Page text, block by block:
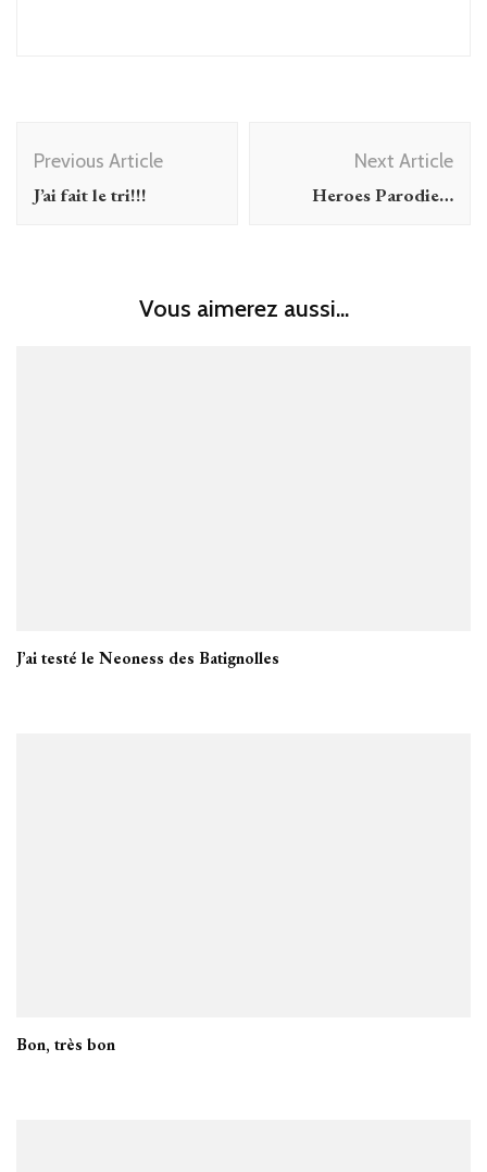
Navigation
Previous Article
J’ai fait le tri!!!
Next Article
Heroes Parodie…
Vous aimerez aussi...
J’ai testé le Neoness des Batignolles
Bon, très bon